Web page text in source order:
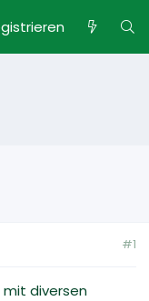
#1
mit diversen